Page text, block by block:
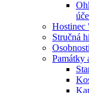
Hostinec
Stručná
Osobnosti
Památky